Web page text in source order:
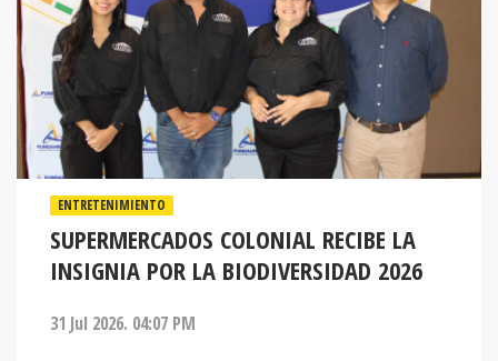
ENTRETENIMIENTO
SUPERMERCADOS COLONIAL RECIBE LA
INSIGNIA POR LA BIODIVERSIDAD 2026
31 Jul 2026. 04:07 PM